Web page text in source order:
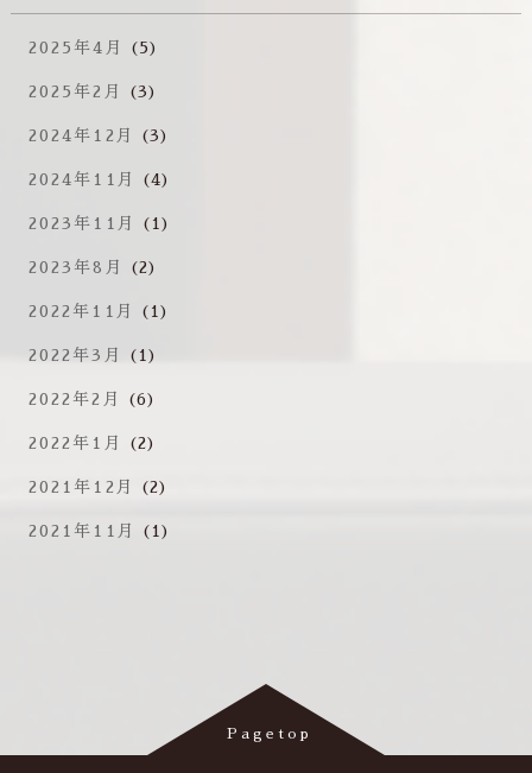
2025年4月 (5)
2025年2月 (3)
2024年12月 (3)
2024年11月 (4)
2023年11月 (1)
2023年8月 (2)
2022年11月 (1)
2022年3月 (1)
2022年2月 (6)
2022年1月 (2)
2021年12月 (2)
2021年11月 (1)